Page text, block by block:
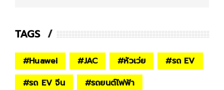
TAGS
#Huawei #JAC #หัวเว่ย #รถ EV
#รถ EV จีน #รถยนต์ไฟฟ้า